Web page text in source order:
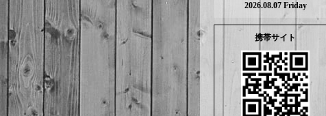
2026.08.07 Friday
携帯サイト